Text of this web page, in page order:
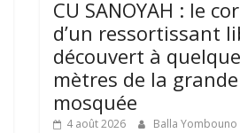
CU SANOYAH : le
d’un ressortissant
découvert à
mètres de la grande
mosquée
4 août 2026 Balla Yombouno